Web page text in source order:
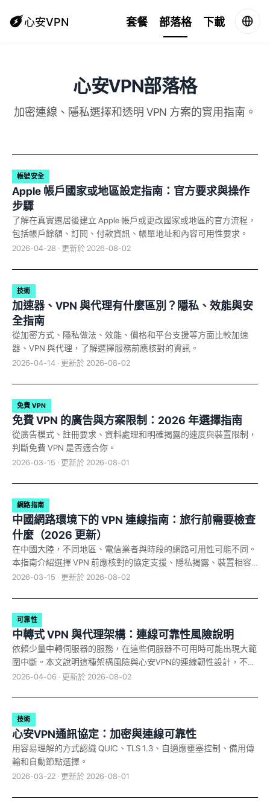
心安VPN 套餐 部落格 下載
心安VPN部落格
加密連線、隱私選擇和透明 VPN 方案的實用指南。
帳號安全
Apple 帳戶國家或地區設定指南：官方要求與操作
步驟
了解在真實遷居後建立 Apple 帳戶或更改國家或地區的官方流程，
包括帳戶餘額、訂閱、付款資訊、帳單地址和內容可用性要求。
2026-04-28 · 更新於 2026-08-02
技術
加速器、VPN 與代理有什麼區別？隱私、效能與安
全指南
從加密方式、隱私做法、效能、價格和平台支援等方面比較加速
器、VPN 與代理，了解選擇服務前應核對的資訊。
2026-04-14 · 更新於 2026-08-02
免費 VPN
免費 VPN 的廣告與方案限制：2026 年選擇指南
從廣告模式、註冊要求、資料處理和明確揭露的速度與裝置限制，
判斷免費 VPN 是否適合你。
2026-03-15 · 更新於 2026-08-01
網路指南
中國網路環境下的 VPN 連線指南：旅行前需要檢查
什麼（2026 更新）
在中國大陸，不同地區、電信業者與時段的網路可用性可能不同。
本指南介紹選擇 VPN 前應核對的協定支援、隱私揭露、裝置相容
性與目前下載方式。
2026-03-15 · 更新於 2026-08-02
可靠性
中轉式 VPN 與代理架構：連線可靠性風險說明
依賴少量中轉伺服器的服務，在這些伺服器不可用時可能出現大範
圍中斷。本文說明這種架構風險與心安VPN的連線韌性設計，不把
未經獨立驗證的中斷歸因於特定事件。
2026-04-06 · 更新於 2026-08-02
技術
心安VPN通訊協定：加密與連線可靠性
用容易理解的方式認識 QUIC、TLS 1.3、自適應壅塞控制、備用傳
輸和自動節點選擇。
2026-03-22 · 更新於 2026-08-01